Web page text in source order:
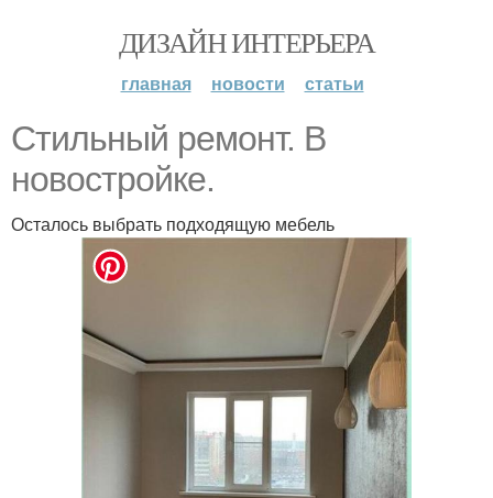
ДИЗАЙН ИНТЕРЬЕРА
главная новости статьи
Стильный ремонт. В
новостройке.
Осталось выбрать подходящую мебель